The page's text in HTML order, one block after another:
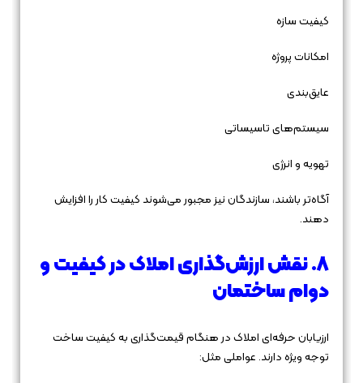
کیفیت سازه
امکانات پروژه
عایق‌بندی
سیستم‌های تاسیساتی
تهویه و انرژی
آگاه‌تر باشند، سازندگان نیز مجبور می‌شوند کیفیت کار را افزایش
دهند.
۸. نقش ارزش‌گذاری املاک در کیفیت و
دوام ساختمان
ارزیابان حرفه‌ای املاک در هنگام قیمت‌گذاری به کیفیت ساخت
توجه ویژه دارند. عواملی مثل: